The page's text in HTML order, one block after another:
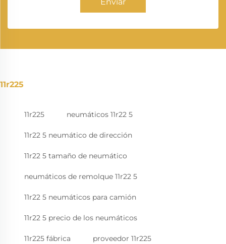
11r225
11r225 neumáticos 11r22 5
11r22 5 neumático de dirección
11r22 5 tamaño de neumático
neumáticos de remolque 11r22 5
11r22 5 neumáticos para camión
11r22 5 precio de los neumáticos
11r225 fábrica proveedor 11r225